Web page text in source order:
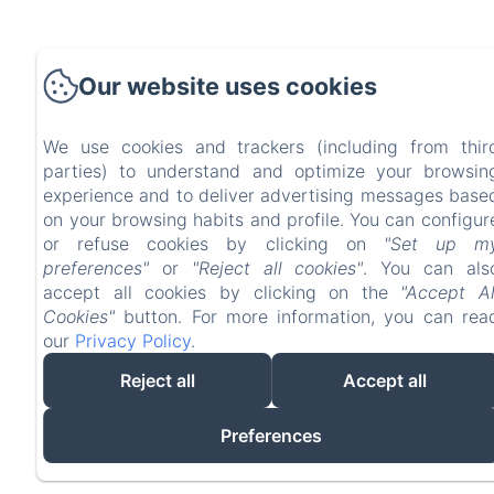
Our website uses cookies
We use cookies and trackers (including from
parties) to understand and optimize your
experience and to deliver advertising messages
on your browsing habits and profile. You can
or refuse cookies by clicking on
"Set up
preferences" or "Reject all cookies". You can
accept all cookies by clicking on the "Accept
Cookies" button. For more information, you can
our Privacy Policy.
Reject all
Accept all
Preferences